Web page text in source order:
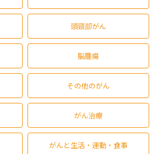
頭頸部がん
脳腫瘍
その他のがん
がん治療
がんと生活・運動・食事